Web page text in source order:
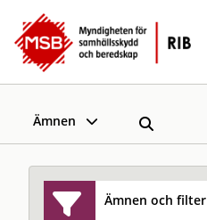
Ämnen
Ämnen och filter